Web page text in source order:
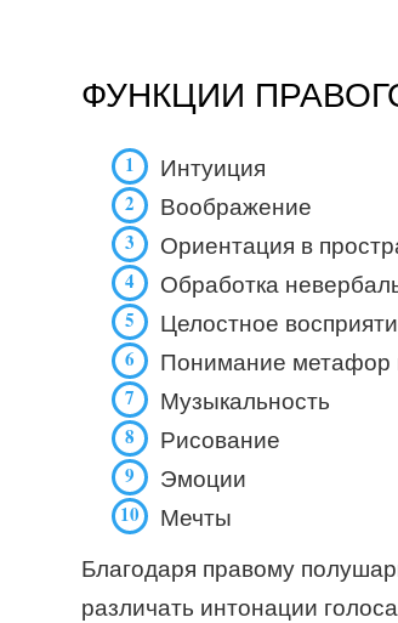
ФУНКЦИИ
Интуиция
Воображение
Ориентация в
Обработка
Целостное
Понимание
Музыкальность
Рисование
Эмоции
Мечты
Благодаря правому
различать интонации